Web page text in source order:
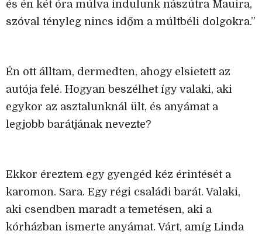
és én két óra múlva indulunk nászútra Mauira,
szóval tényleg nincs időm a múltbéli dolgokra.”
Én ott álltam, dermedten, ahogy elsietett az
autója felé. Hogyan beszélhet így valaki, aki
egykor az asztalunknál ült, és anyámat a
legjobb barátjának nevezte?
Ekkor éreztem egy gyengéd kéz érintését a
karomon. Sara. Egy régi családi barát. Valaki,
aki csendben maradt a temetésen, aki a
kórházban ismerte anyámat. Várt, amíg Linda